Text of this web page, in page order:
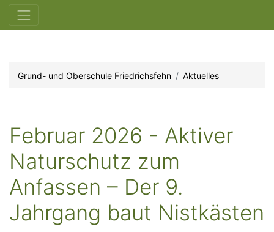
Grund- und Oberschule Friedrichsfehn Aktuelles
Februar 2026 - Aktiver
Naturschutz zum
Anfassen – Der 9.
Jahrgang baut Nistkästen